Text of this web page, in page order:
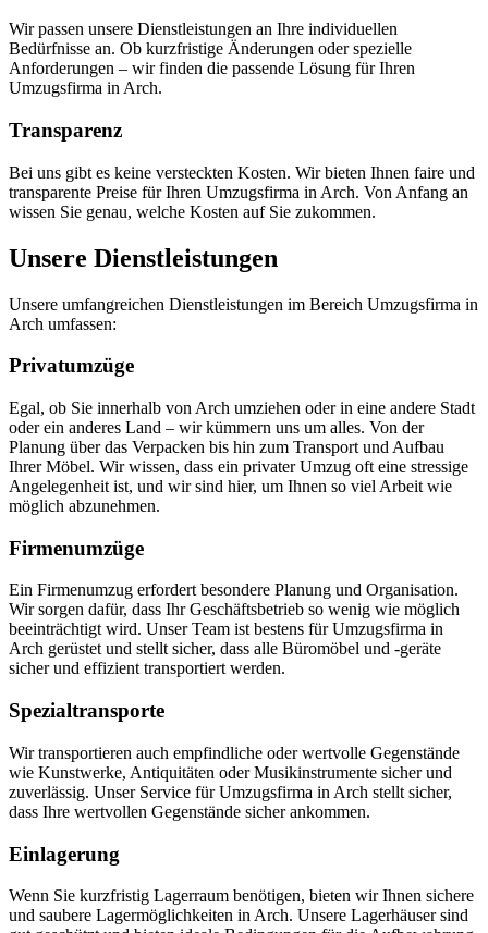
Wir passen unsere Dienstleistungen an Ihre individuellen
Bedürfnisse an. Ob kurzfristige Änderungen oder spezielle
Anforderungen – wir finden die passende Lösung für Ihren
Umzugsfirma in Arch.
Transparenz
Bei uns gibt es keine versteckten Kosten. Wir bieten Ihnen faire und
transparente Preise für Ihren Umzugsfirma in Arch. Von Anfang an
wissen Sie genau, welche Kosten auf Sie zukommen.
Unsere Dienstleistungen
Unsere umfangreichen Dienstleistungen im Bereich Umzugsfirma in
Arch umfassen:
Privatumzüge
Egal, ob Sie innerhalb von Arch umziehen oder in eine andere Stadt
oder ein anderes Land – wir kümmern uns um alles. Von der
Planung über das Verpacken bis hin zum Transport und Aufbau
Ihrer Möbel. Wir wissen, dass ein privater Umzug oft eine stressige
Angelegenheit ist, und wir sind hier, um Ihnen so viel Arbeit wie
möglich abzunehmen.
Firmenumzüge
Ein Firmenumzug erfordert besondere Planung und Organisation.
Wir sorgen dafür, dass Ihr Geschäftsbetrieb so wenig wie möglich
beeinträchtigt wird. Unser Team ist bestens für Umzugsfirma in
Arch gerüstet und stellt sicher, dass alle Büromöbel und -geräte
sicher und effizient transportiert werden.
Spezialtransporte
Wir transportieren auch empfindliche oder wertvolle Gegenstände
wie Kunstwerke, Antiquitäten oder Musikinstrumente sicher und
zuverlässig. Unser Service für Umzugsfirma in Arch stellt sicher,
dass Ihre wertvollen Gegenstände sicher ankommen.
Einlagerung
Wenn Sie kurzfristig Lagerraum benötigen, bieten wir Ihnen sichere
und saubere Lagermöglichkeiten in Arch. Unsere Lagerhäuser sind